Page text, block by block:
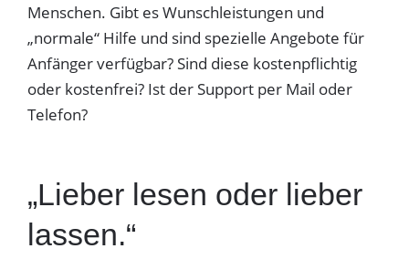
Menschen. Gibt es Wunschleistungen und
„normale“ Hilfe und sind spezielle Angebote für
Anfänger verfügbar? Sind diese kostenpflichtig
oder kostenfrei? Ist der Support per Mail oder
Telefon?
„Lieber lesen oder lieber
lassen.“